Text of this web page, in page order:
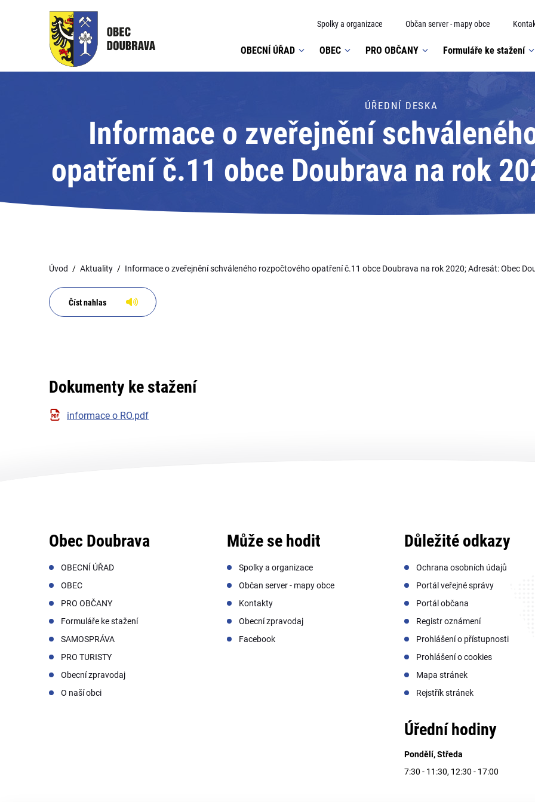
Spolky a organizace Občan server - mapy obce
OBECNÍ ÚŘAD OBEC PRO OBČANY Formuláře ke stažení
ÚŘEDNÍ DESKA
Informace o zveřejnění
opatření č.11 obce Doubrava na rok
Doubrava
Úvod Aktuality Informace o zveřejnění schváleného rozpočtového opatření č.11 obce Doubrava na rok 2020; Adresát: Obec
Číst nahlas
Dokumenty ke stažení
informace o RO.pdf
Obec Doubrava
OBECNÍ ÚŘAD
OBEC
PRO OBČANY
Formuláře ke stažení
SAMOSPRÁVA
PRO TURISTY
Obecní zpravodaj
O naší obci
Může se hodit
Spolky a organizace
Občan server - mapy obce
Kontakty
Obecní zpravodaj
Facebook
Důležité odkazy
Ochrana osobních údajů
Portál veřejné správy
Portál občana
Registr oznámení
Prohlášení o přístupnosti
Prohlášení o cookies
Mapa stránek
Rejstřík stránek
Úřední hodiny
Pondělí, Středa
7:30 - 11:30, 12:30 - 17:00